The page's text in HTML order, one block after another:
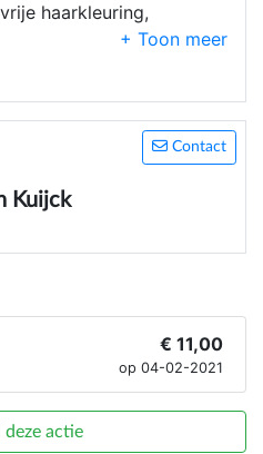
haarkleuring,
en Matrix. Altijd met
Contact
Kuijck
€ 11,00
op 04-02-2021
deze actie